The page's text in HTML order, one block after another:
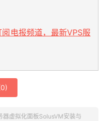
电报频道，最新VPS服
0)
器虚拟化面板SolusVM安装与